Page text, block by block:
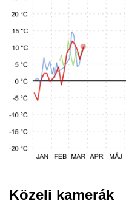
Közeli kamerák